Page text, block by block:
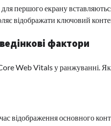
першого екрану
відображати ключовий
фактори
Web Vitals у ранжуванні.
відображення основного